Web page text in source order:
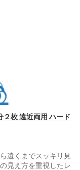
枚 遠近両用 ハード
遠くまでスッキリ見
見え方を重視したレ